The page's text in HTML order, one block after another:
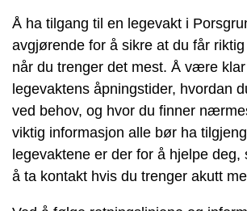
Å ha tilgang til en legevakt i
avgjørende for å sikre at du får
når du trenger det mest. Å være
legevaktens åpningstider, hvordan
ved behov, og hvor du finner
viktig informasjon alle bør ha
legevaktene er der for å hjelpe deg,
å ta kontakt hvis du trenger akutt